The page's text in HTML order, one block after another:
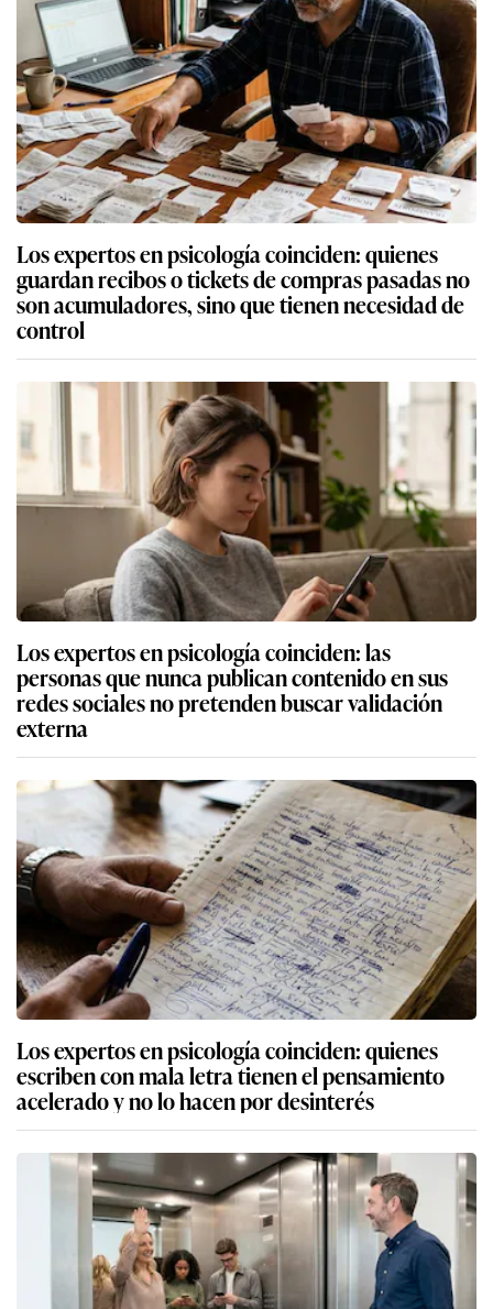
Los expertos en psicología coinciden: quienes
guardan recibos o tickets de compras pasadas no
son acumuladores, sino que tienen necesidad de
control
Los expertos en psicología coinciden: las
personas que nunca publican contenido en sus
redes sociales no pretenden buscar validación
externa
Los expertos en psicología coinciden: quienes
escriben con mala letra tienen el pensamiento
acelerado y no lo hacen por desinterés